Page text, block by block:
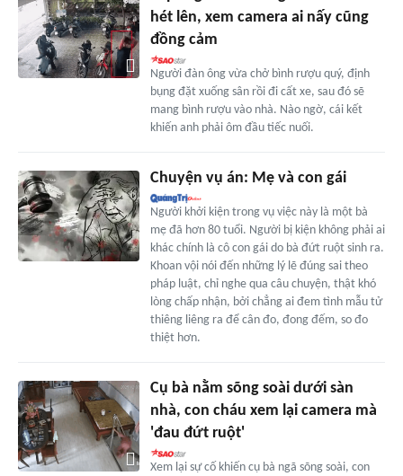
hét lên, xem camera ai nấy cũng
đồng cảm
Người đàn ông vừa chở bình rượu quý, định
bụng đặt xuống sân rồi đi cất xe, sau đó sẽ
mang bình rượu vào nhà. Nào ngờ, cái kết
khiến anh phải ôm đầu tiếc nuối.
Chuyện vụ án: Mẹ và con gái
Người khởi kiện trong vụ việc này là một bà
mẹ đã hơn 80 tuổi. Người bị kiện không phải ai
khác chính là cô con gái do bà đứt ruột sinh ra.
Khoan vội nói đến những lý lẽ đúng sai theo
pháp luật, chỉ nghe qua câu chuyện, thật khó
lòng chấp nhận, bởi chẳng ai đem tình mẫu tử
thiêng liêng ra để cân đo, đong đếm, so đo
thiệt hơn.
Cụ bà nằm sõng soài dưới sàn
nhà, con cháu xem lại camera mà
'đau đứt ruột'
Xem lại sự cố khiến cụ bà ngã sõng soài, con